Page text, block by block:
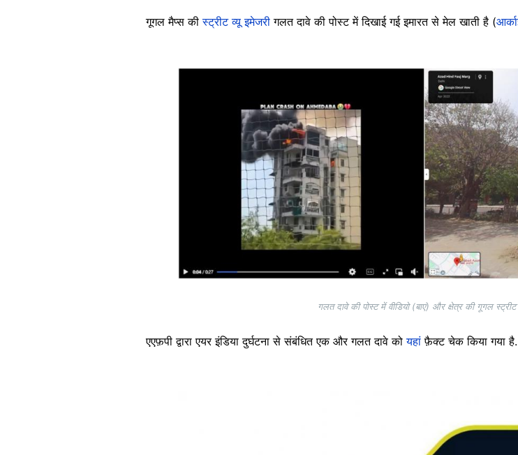
गूगल मैप्स कीस्ट्रीट व्यू इमेजरी गलत दावे की पोस्ट में दिखाई गई इमारत से मेल खाती है (
गलत दावे की पोस्ट में वीडियो (बाएं) और क्षेत्र की गूगल
एएफ़पी द्वारा एयर इंडिया दुर्घटना से संबंधित एक और गलत दावे कोयहां फ़ैक्ट चेक किया गया है.